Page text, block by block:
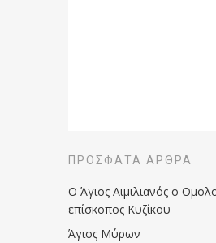
ΠΡΌΣΦΑΤΑ ΆΡΘΡΑ
Ο Άγιος Αιμιλιανός ο
επίσκοπος Κυζίκου
Άγιος Μύρων